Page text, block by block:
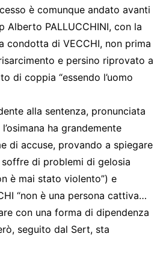
è comunque andato avanti
Alberto PALLUCCHINI, con la
condotta di VECCHI, non prima
e persino riprovato a
di coppia “essendo l’uomo
alla sentenza, pronunciata
ha grandemente
di accuse, provando a spiegare
soffre di problemi di gelosia
è mai stato violento”) e
“non è una persona cattiva…
con una forma di dipendenza
seguito dal Sert, sta